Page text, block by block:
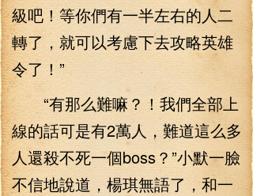
級吧！等你們有一半左右的人二
轉了，就可以考慮下去攻略英雄
令了！”
“有那么難嘛？！我們全部上
線的話可是有2萬人，難道這么多
人還殺不死一個boss？”小默一臉
不信地說道，楊琪無語了，和一